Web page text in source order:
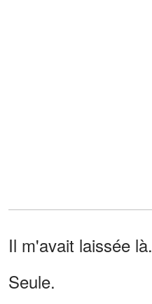
Il m'avait laissée là.
Seule.